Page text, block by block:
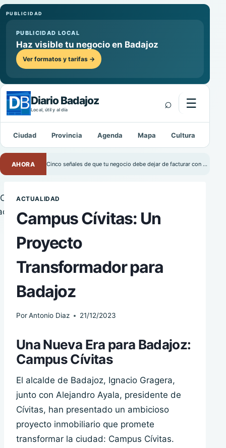
PUBLICIDAD
PUBLICIDAD LOCAL
Haz visible tu negocio en Badajoz
Ver formatos y tarifas →
Diario Badajoz
Local, útil y al día ⌕ ☰Abrir
Buscar:
Ciudad Provincia Agenda Mapa Cultura
AHORA Cinco señales de que tu negocio debe dejar de facturar con Excel
ACTUALIDAD
Campus Cívitas: Un
Proyecto
Transformador para
Badajoz
PorAntonio Diaz 21/12/2023
Una Nueva Era para Badajoz:
Campus Cívitas
El alcalde de Badajoz, Ignacio Gragera,
junto con Alejandro Ayala, presidente de
Cívitas, han presentado un ambicioso
proyecto inmobiliario que promete
transformar la ciudad: Campus Cívitas.